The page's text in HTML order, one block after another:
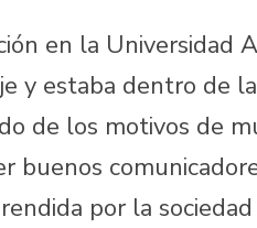
en la Universidad
y estaba dentro de
de los motivos de
buenos
por la